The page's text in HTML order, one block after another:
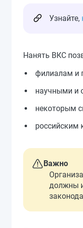
Узнайте,
Нанять ВКС
филиалам и
научными и
некоторым
российским
Важно
должны